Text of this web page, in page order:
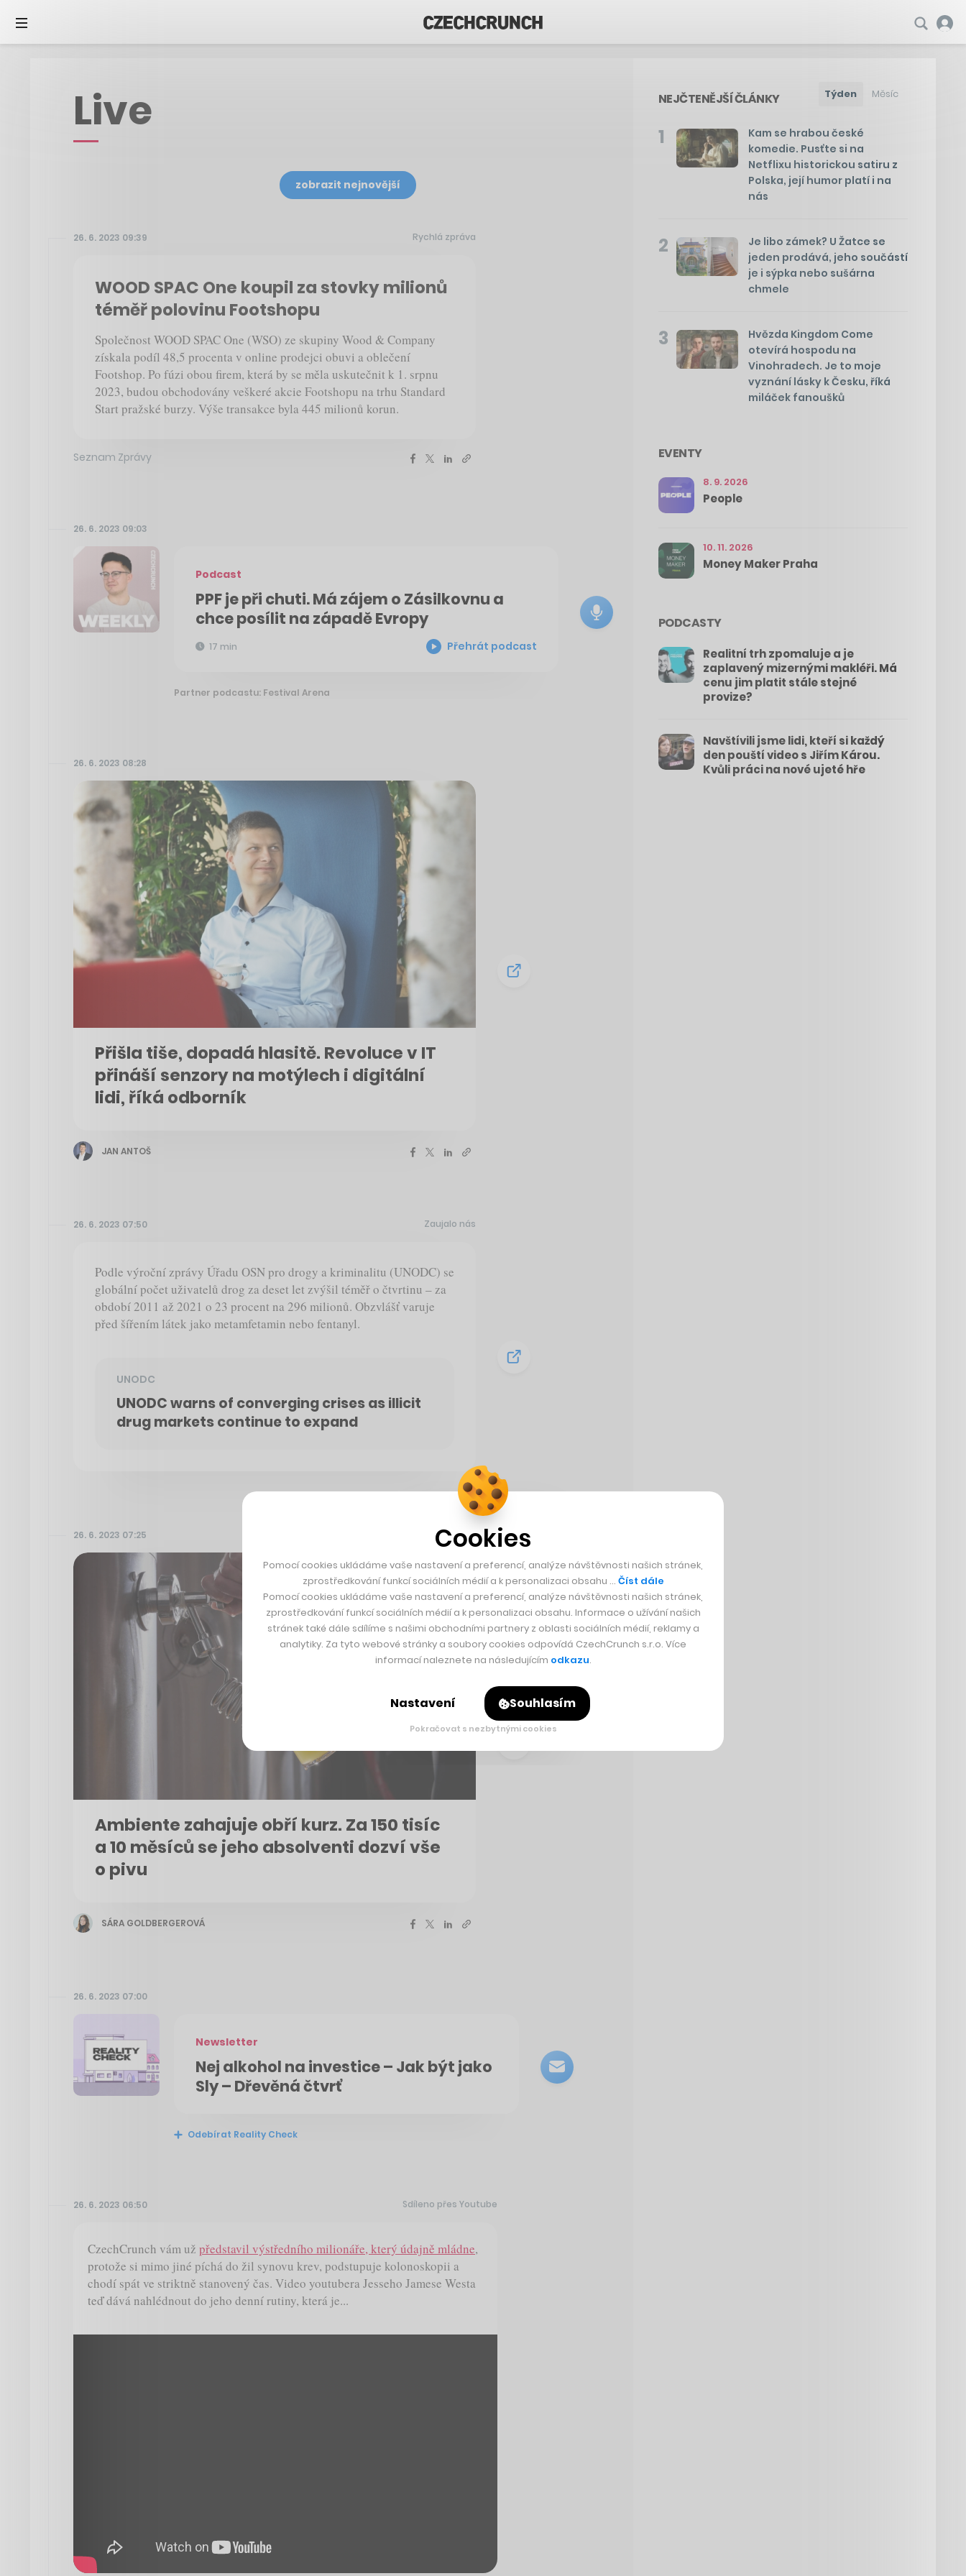
Live
zobrazit nejnovější
26. 6. 2023 09:39 Rychlá zpráva
WOOD SPAC One koupil za stovky milionů
téměř polovinu Footshopu
Společnost WOOD SPAC One (WSO) ze skupiny Wood & Company
získala podíl 48,5 procenta v online prodejci obuvi a oblečení
Footshop. Po fúzi obou firem, která by se měla uskutečnit k 1. srpnu
2023, budou obchodovány veškeré akcie Footshopu na trhu Standard
Start pražské burzy. Výše transakce byla 445 milionů korun.
Seznam Zprávy
26. 6. 2023 09:03
Podcast
PPF je při chuti. Má zájem o Zásilkovnu a
chce posílit na západě Evropy
17 min Přehrát podcast
Partner podcastu: Festival Arena
26. 6. 2023 08:28
Přišla tiše, dopadá hlasitě. Revoluce v IT
přináší senzory na motýlech i digitální
lidi, říká odborník
JAN ANTOŠ
26. 6. 2023 07:50 Zaujalo nás
Podle výroční zprávy Úřadu OSN pro drogy a kriminalitu (UNODC) se
globální počet uživatelů drog za deset let zvýšil téměř o čtvrtinu – za
období 2011 až 2021 o 23 procent na 296 milionů. Obzvlášť varuje
před šířením látek jako metamfetamin nebo fentanyl.
UNODC
UNODC warns of converging crises as illicit
drug markets continue to expand
26. 6. 2023 07:25
Ambiente zahajuje obří kurz. Za 150 tisíc
a 10 měsíců se jeho absolventi dozví vše
o pivu
SÁRA GOLDBERGEROVÁ
26. 6. 2023 07:00
Newsletter
Nej alkohol na investice – Jak být jako
Sly – Dřevěná čtvrť
Odebírat Reality Check
26. 6. 2023 06:50 Sdíleno přes Youtube
CzechCrunch vám už představil výstředního milionáře, který údajně mládne,
protože si mimo jiné píchá do žil synovu krev, podstupuje kolonoskopii a
chodí spát ve striktně stanovený čas. Video youtubera Jesseho Jamese Westa
teď dává nahlédnout do jeho denní rutiny, která je...
NEJČTENĚJŠÍ ČLÁNKY Týden Měsíc
1
Kam se hrabou české
komedie. Pusťte si na
Netflixu historickou satiru z
Polska, její humor platí i na
nás
2
Je libo zámek? U Žatce se
jeden prodává, jeho součástí
je i sýpka nebo sušárna
chmele
3
Hvězda Kingdom Come
otevírá hospodu na
Vinohradech. Je to moje
vyznání lásky k Česku, říká
miláček fanoušků
EVENTY
8. 9. 2026
People
10. 11. 2026
Money Maker Praha
PODCASTY
Realitní trh zpomaluje a je
zaplavený mizernými makléři. Má
cenu jim platit stále stejné
provize?
Navštívili jsme lidi, kteří si každý
den pouští video s Jiřím Károu.
Kvůli práci na nové ujeté hře
Cookies
Pomocí cookies ukládáme vaše nastavení a preferencí, analýze návštěvnosti našich stránek,
zprostředkování funkcí sociálních médií a k personalizaci obsahu … Číst dále
Pomocí cookies ukládáme vaše nastavení a preferencí, analýze návštěvnosti našich stránek,
zprostředkování funkcí sociálních médií a k personalizaci obsahu. Informace o užívání našich
stránek také dále sdílíme s našimi obchodními partnery z oblasti sociálních médií, reklamy a
analytiky. Za tyto webové stránky a soubory cookies odpovídá CzechCrunch s.r.o. Více
informací naleznete na následujícím odkazu.
Nastavení Souhlasím
Pokračovat s nezbytnými cookies